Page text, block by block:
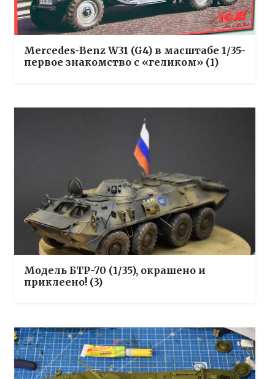
Mercedes-Benz W31 (G4) в масштабе 1/35-
первое знакомство с «геликом» (1)
Модель БТР-70 (1/35), окрашено и
приклеено! (3)